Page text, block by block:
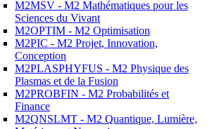
M2MSV - M2 Mathématiques pour les
Sciences du Vivant
M2OPTIM - M2 Optimisation
M2PIC - M2 Projet, Innovation,
Conception
M2PLASPHYFUS - M2 Physique des
Plasmas et de la Fusion
M2PROBFIN - M2 Probabilités et
Finance
M2QNSLMT - M2 Quantique, Lumière,